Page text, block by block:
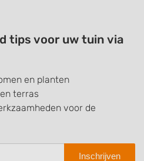
tips voor uw tuin via
en planten
terras
voor de
Inschrijven